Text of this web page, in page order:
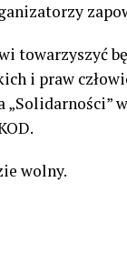
towarzyszyć
i praw
„Solidarności”
wolny.